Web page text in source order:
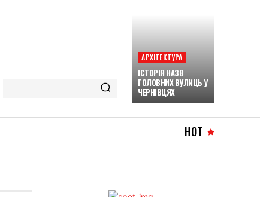
АРХІТЕКТУРА
ІСТОРІЯ НАЗВ
ГОЛОВНИХ ВУЛИЦЬ У
ЧЕРНІВЦЯХ
HOT